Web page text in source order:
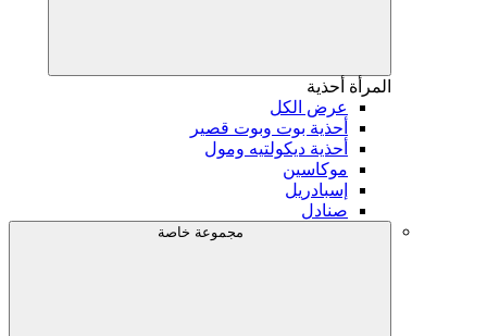
المرأة أحذية
عرض الكل
أحذية بوت وبوت قصير
أحذية ديكولتيه ومول
موكاسين
إسبادريل
صنادل
مجموعة خاصة